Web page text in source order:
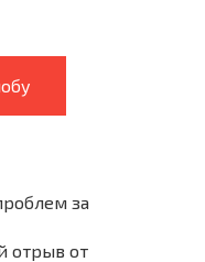
за
отрыв от